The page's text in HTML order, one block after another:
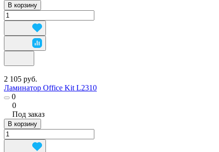
В корзину
2 105 руб.
Ламинатор Office Kit L2310
0
0
Под заказ
В корзину